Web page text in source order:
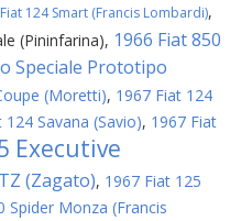
124 Smart (Francis Lombardi),
(Pininfarina), 1966 Fiat 850
Speciale Prototipo
(Moretti), 1967 Fiat 124
124 Savana (Savio), 1967 Fiat
Executive
(Zagato), 1967 Fiat 125
Spider Monza (Francis